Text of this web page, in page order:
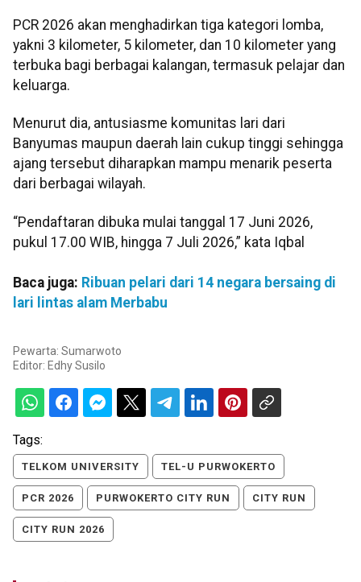
PCR 2026 akan menghadirkan tiga kategori lomba,
yakni 3 kilometer, 5 kilometer, dan 10 kilometer yang
terbuka bagi berbagai kalangan, termasuk pelajar dan
keluarga.
Menurut dia, antusiasme komunitas lari dari
Banyumas maupun daerah lain cukup tinggi sehingga
ajang tersebut diharapkan mampu menarik peserta
dari berbagai wilayah.
“Pendaftaran dibuka mulai tanggal 17 Juni 2026,
pukul 17.00 WIB, hingga 7 Juli 2026,” kata Iqbal
Baca juga: Ribuan pelari dari 14 negara bersaing di
lari lintas alam Merbabu
Pewarta: Sumarwoto
Editor: Edhy Susilo
Tags:
TELKOM UNIVERSITY TEL-U PURWOKERTO
PCR 2026 PURWOKERTO CITY RUN CITY RUN
CITY RUN 2026